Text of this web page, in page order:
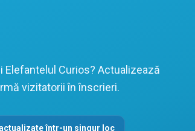
Elefantelul Curios? Actualizează
vizitatorii în înscrieri.
într-un singur loc